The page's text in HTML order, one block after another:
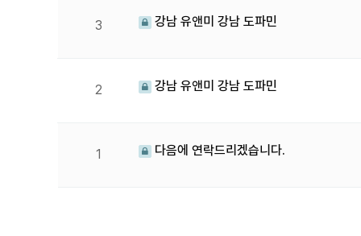
3 강남 유앤미 강남 도파민
2 강남 유앤미 강남 도파민
1 다음에 연락드리겠습니다.